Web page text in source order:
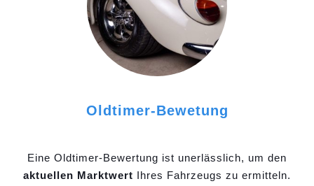
Oldtimer-Bewetung
Eine Oldtimer-Bewertung ist unerlässlich, um den
aktuellen Marktwert Ihres Fahrzeugs zu ermitteln.